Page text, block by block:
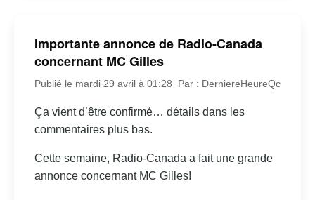
Importante annonce de Radio-Canada
concernant MC Gilles
Publié le mardi 29 avril à 01:28 Par : DerniereHeureQc
Ça vient d’être confirmé… détails dans les
commentaires plus bas.
Cette semaine, Radio-Canada a fait une grande
annonce concernant MC Gilles!